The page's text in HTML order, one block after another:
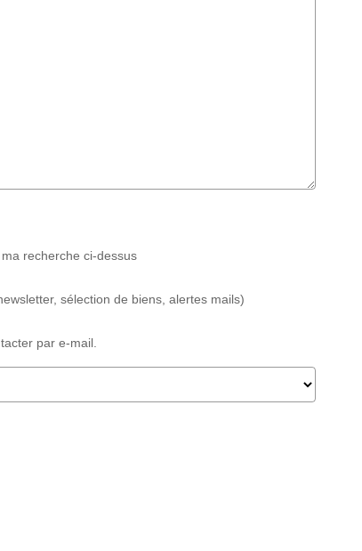
recherche ci-dessus
sélection de biens, alertes mails)
par e-mail.